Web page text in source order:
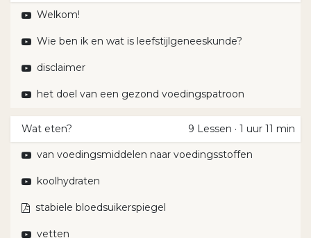
Welkom!
Wie ben ik en wat is leefstijlgeneeskunde?
disclaimer
het doel van een gezond voedingspatroon
Wat eten? 9 Lessen · 1 uur 11 min
van voedingsmiddelen naar voedingsstoffen
koolhydraten
stabiele bloedsuikerspiegel
vetten